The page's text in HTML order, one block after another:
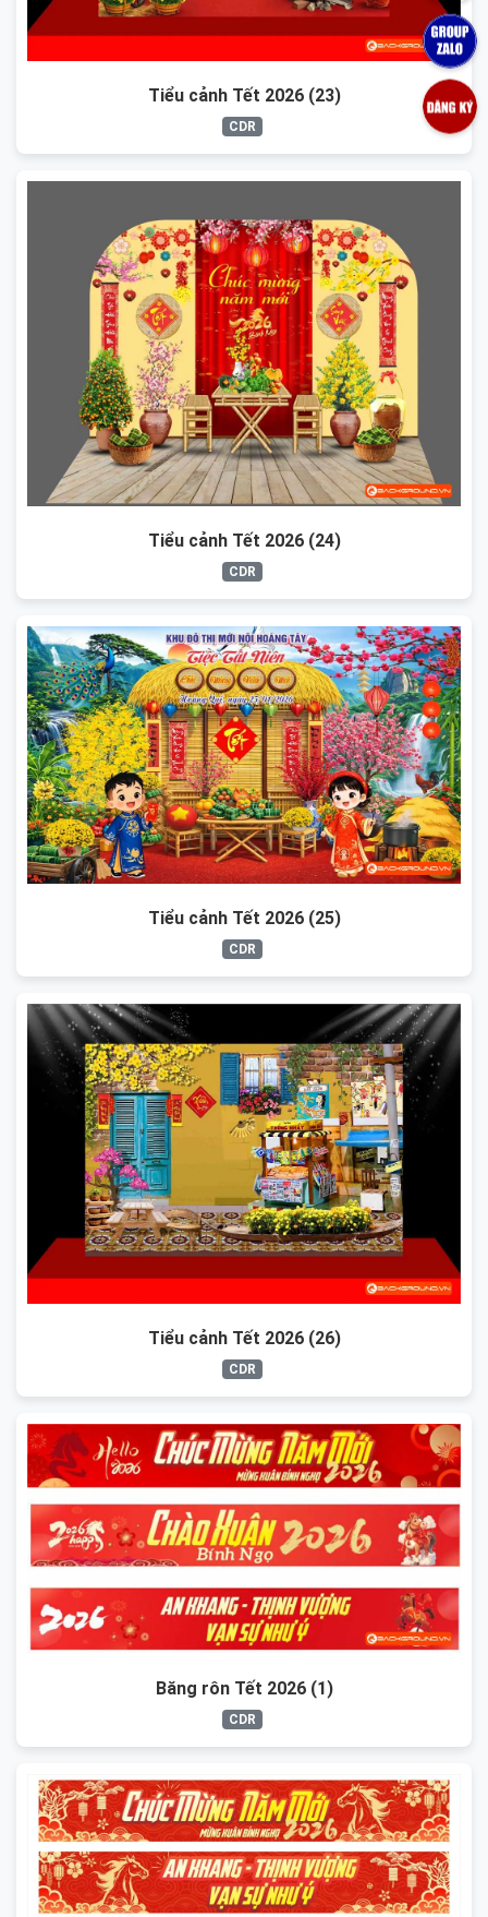
Tiểu cảnh Tết 2026 (23)
CDR
Tiểu cảnh Tết 2026 (24)
CDR
Tiểu cảnh Tết 2026 (25)
CDR
Tiểu cảnh Tết 2026 (26)
CDR
Băng rôn Tết 2026 (1)
CDR